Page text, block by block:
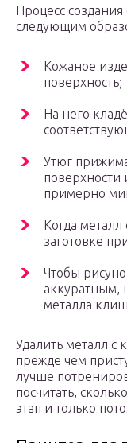
Процесс
следующим
Кожаное
поверхность;
На него
Утюг
поверхности
примерно
Когда металл
заготовке
Чтобы
аккуратным,
металла
Удалить металл с
прежде чем
лучше
посчитать,
этап и только